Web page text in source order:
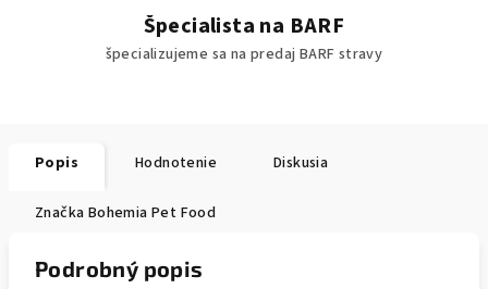
Špecialista na BARF
špecializujeme sa na predaj BARF stravy
Popis Hodnotenie Diskusia
Značka Bohemia Pet Food
Podrobný popis